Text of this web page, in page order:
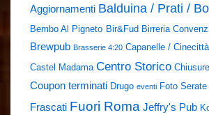
Aggiornamenti Balduina / Prati /
Bembo Al Pigneto Bir&Fud Birreria
Brewpub Brasserie 4:20 Capanelle /
Castel Madama Centro Storico Chiusure
Coupon terminati Drugo eventi Foto
Frascati Fuori Roma Jeffry's Pub